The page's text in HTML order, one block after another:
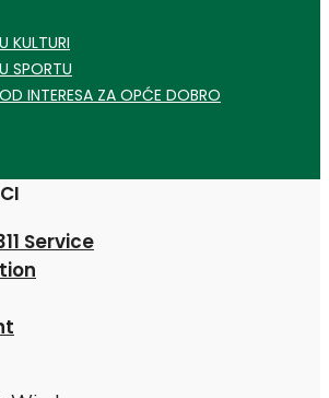
KULTURI
SPORTU
INTERESA ZA OPĆE DOBRO
Service